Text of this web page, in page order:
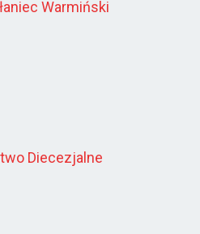
Warmiński
Diecezjalne